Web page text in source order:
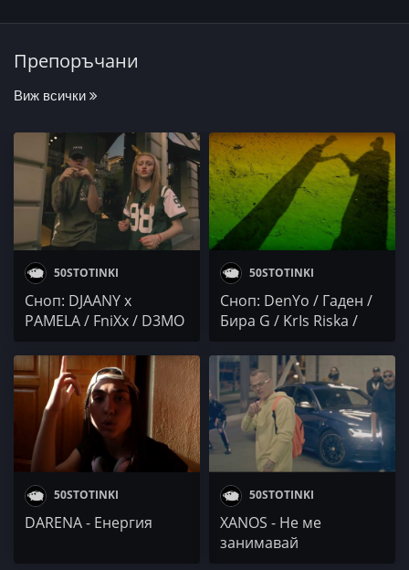
Препоръчани
Виж всички
50STOTINKI
Сноп: DJAANY x
PAMELA / FniXx / D3MO
50STOTINKI
Сноп: DenYo / Гаден /
Бира G / KrIs Riska /
50STOTINKI
DARENA - Енергия
50STOTINKI
XANOS - Не ме
занимавай